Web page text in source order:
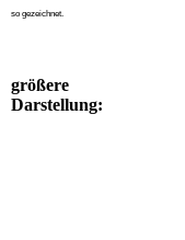
so gezeichnet.
größere
Darstellung: